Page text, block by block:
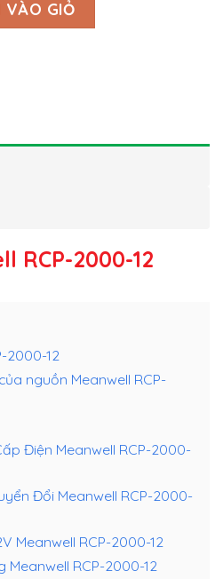
VÀO GIỎ
RCP-2000-12
2000-12
nguồn Meanwell RCP-
Điện Meanwell RCP-2000-
Đổi Meanwell RCP-2000-
Meanwell RCP-2000-12
Meanwell RCP-2000-12